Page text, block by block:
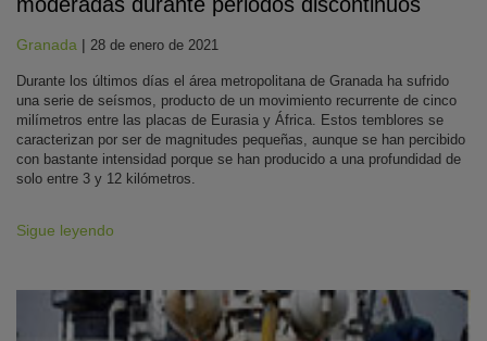
Granada | 28 de enero de 2021
Durante los últimos días el área metropolitana de Granada ha sufrido
una serie de seísmos, producto de un movimiento recurrente de cinco
milímetros entre las placas de Eurasia y África. Estos temblores se
caracterizan por ser de magnitudes pequeñas, aunque se han percibido
con bastante intensidad porque se han producido a una profundidad de
solo entre 3 y 12 kilómetros.
Sigue leyendo